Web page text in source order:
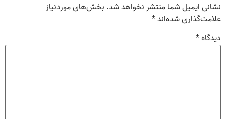
نشانی ایمیل شما منتشر نخواهد شد. بخش‌های موردنیاز
علامت‌گذاری شده‌اند*
دیدگاه*